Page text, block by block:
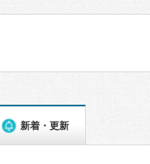
新着・更新